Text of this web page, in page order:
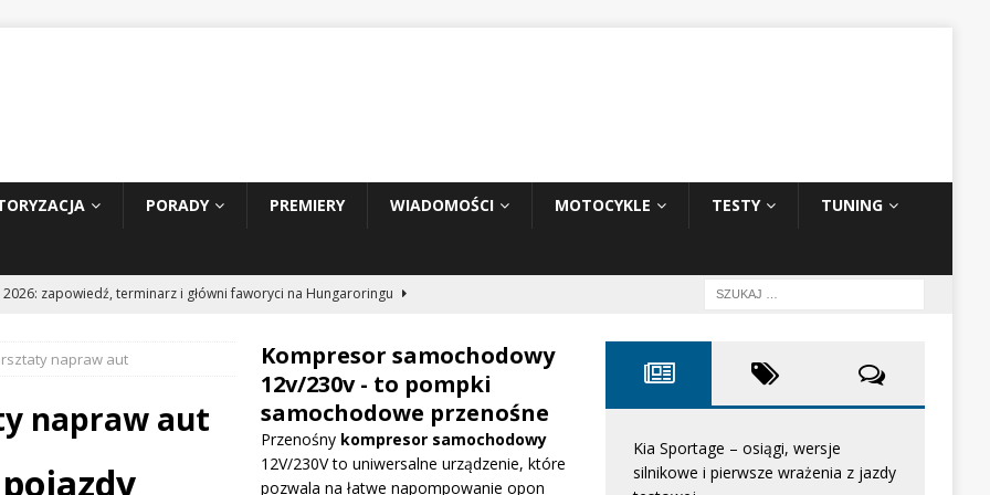
PORADY PREMIERY WIADOMOŚCI MOTOCYKLE TESTY TUNING
2026: zapowiedź, terminarz i główni faworyci na Hungaroringu
2: Tom Cruise wraca za kierownicę NASCAR
WIADOMOŚCI
dużą aktualizację na GP Węgier i testuje skrzydło Macarena
napraw aut
napraw aut
Kompresor samochodowy
12v/230v - to pompki
samochodowe przenośne
Przenośny kompresor samochodowy
12V/230V to uniwersalne urządzenie, które
pozwala na łatwe napompowanie opon
Kia Sportage – osiągi, wersje
silnikowe i pierwsze wrażenia z jazdy